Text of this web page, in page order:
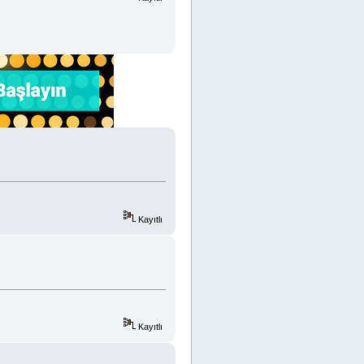
Kayıtlı
Kayıtlı